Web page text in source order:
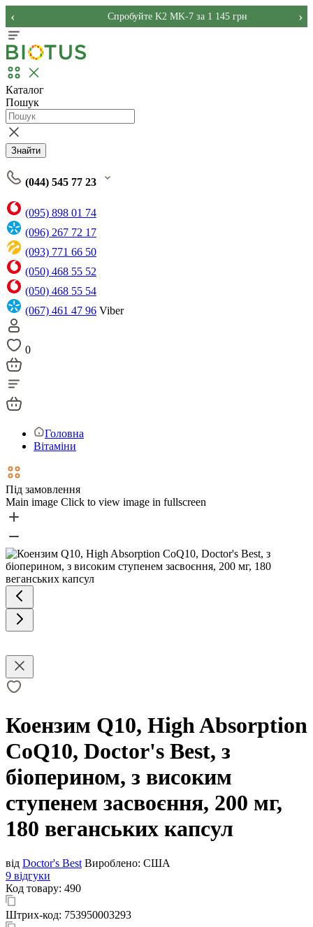
Спробуйте K2 MK-7 за 1 145 грн
‹ ›
Каталог
Пошук
Знайти
(044) 545 77 23
(095) 898 01 74
(096) 267 72 17
(093) 771 66 50
(050) 468 55 52
(050) 468 55 54
(067) 461 47 96 Viber
0
Головна
Вітаміни
Під замовлення
Main image Click to view image in fullscreen
Коензим Q10, High Absorption
CoQ10, Doctor's Best, з
біоперином, з високим
ступенем засвоєння, 200 мг,
180 веганських капсул
від Doctor's Best Вироблено: США
9 відгуки
Код товару: 490
Штрих-код: 753950003293